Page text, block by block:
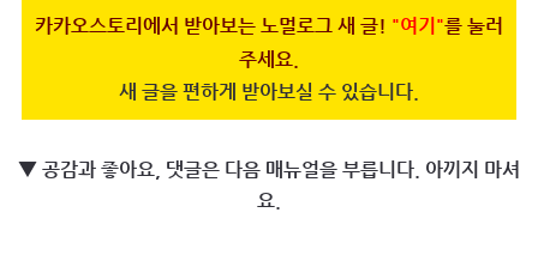
카카오스토리에서 받아보는 노멀로그 새 글! "여기"를 눌러
주세요.
새 글을 편하게 받아보실 수 있습니다.
▼ 공감과 좋아요, 댓글은 다음 매뉴얼을 부릅니다. 아끼지 마셔
요.